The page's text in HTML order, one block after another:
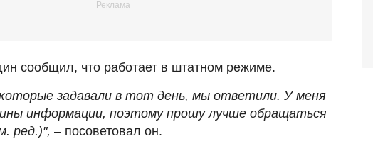
сообщил, что работает в штатном режиме.
задавали в тот день, мы ответили. У меня
информации, поэтому прошу лучше обращаться
ред.)", – посоветовал он.